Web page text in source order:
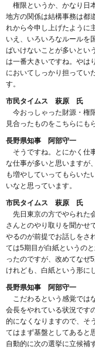
権限というか、かなり日
地方の関係は結構事務は都
れから今申し上げたように
いえ、いろいろなルールを
ばいけないことが多いとい
は一番大きいですね。やは
においてしっかり担ってい
す。
市民タイムス 萩原 氏
今おっしゃった財源・権
見合ったものをこちらにも
長野県知事 阿部守一
そうですね。とにかく仕
な仕事が多いと思いますが
も増やしていってもらいた
いなと思っています。
市民タイムス 萩原 氏
先日東京の方でやられた
さんとのやり取りを聞かせ
やるのが前提でお話しをさ
ては5期目が白紙というの
ったのですが、改めてなぜ
けれども、白紙という形に
長野県知事 阿部守一
こだわるという感覚では
会長をやれている状況です
的になくなりますので、そ
てはまず基盤としてあると
自動的に次の選挙に立候補